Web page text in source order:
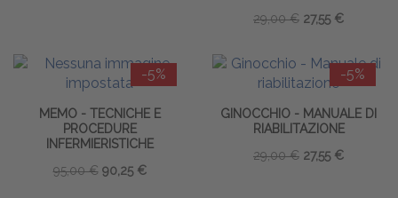
29,00 € 27,55 €
-5%
MEMO - TECNICHE E
PROCEDURE
INFERMIERISTICHE
95,00 € 90,25 €
-5%
GINOCCHIO - MANUALE DI
RIABILITAZIONE
29,00 € 27,55 €